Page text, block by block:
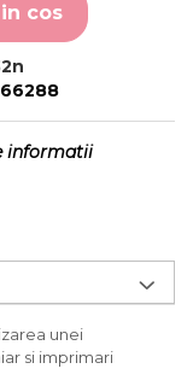
cos
informatii
unei
si imprimari